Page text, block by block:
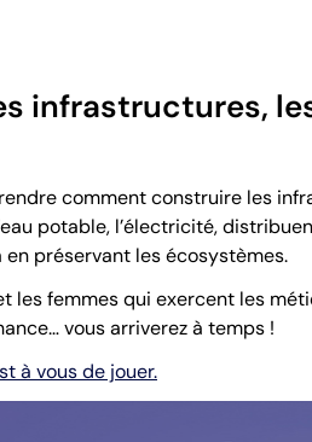
infrastructures,
comment construire les
potable, l’électricité,
préservant les écosystèmes.
femmes qui exercent les
vous arriverez à temps !
à vous de jouer.